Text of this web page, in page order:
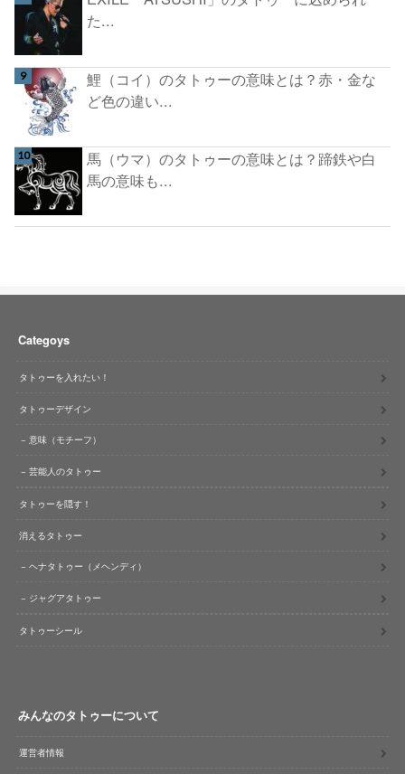
た...
鯉（コイ）のタトゥーの意味とは？赤・金な
ど色の違い...
馬（ウマ）のタトゥーの意味とは？蹄鉄や白
馬の意味も...
Categoys
タトゥーを入れたい！
タトゥーデザイン
意味（モチーフ）
芸能人のタトゥー
タトゥーを隠す！
消えるタトゥー
ヘナタトゥー（メヘンディ）
ジャグアタトゥー
タトゥーシール
みんなのタトゥーについて
運営者情報